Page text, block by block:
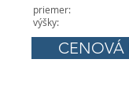
CENOVÁ
priemer:
výšky: